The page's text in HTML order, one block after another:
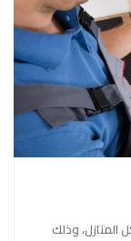
المنازل، وذلك